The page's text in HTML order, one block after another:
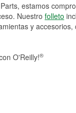
estamos
Nuestro folleto
y accesorios,
O'Reilly!®